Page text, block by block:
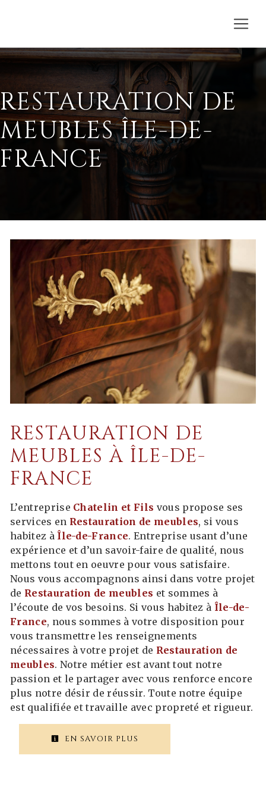
RESTAURATION DE
MEUBLES ÎLE-DE-
FRANCE
RESTAURATION DE
MEUBLES À ÎLE-DE-
FRANCE
L’entreprise Chatelin et Fils vous propose ses
services en Restauration de meubles, si vous
habitez à Île-de-France. Entreprise usant d’une
expérience et d’un savoir-faire de qualité, nous
mettons tout en oeuvre pour vous satisfaire.
Nous vous accompagnons ainsi dans votre projet
de Restauration de meubles et sommes à
l’écoute de vos besoins. Si vous habitez à Île-de-
France, nous sommes à votre disposition pour
vous transmettre les renseignements
nécessaires à votre projet de Restauration de
meubles. Notre métier est avant tout notre
passion et le partager avec vous renforce encore
plus notre désir de réussir. Toute notre équipe
est qualifiée et travaille avec propreté et rigueur.
EN SAVOIR PLUS